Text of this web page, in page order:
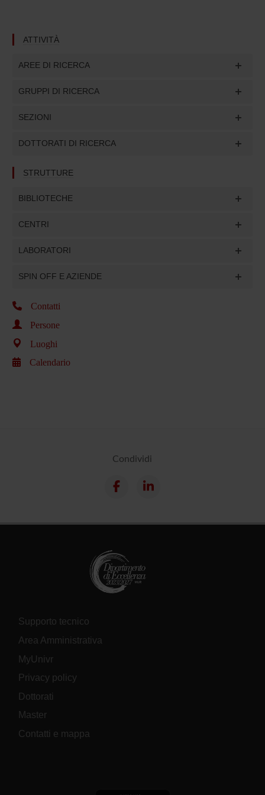
ATTIVITÀ
AREE DI RICERCA
GRUPPI DI RICERCA
SEZIONI
DOTTORATI DI RICERCA
STRUTTURE
BIBLIOTECHE
CENTRI
LABORATORI
SPIN OFF E AZIENDE
Contatti
Persone
Luoghi
Calendario
Condividi
Supporto tecnico
Area Amministrativa
MyUnivr
Privacy policy
Dottorati
Master
Contatti e mappa